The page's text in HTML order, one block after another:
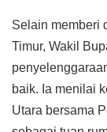
Selain memberi
Timur, Wakil
baik. Ia menilai
Utara bersama